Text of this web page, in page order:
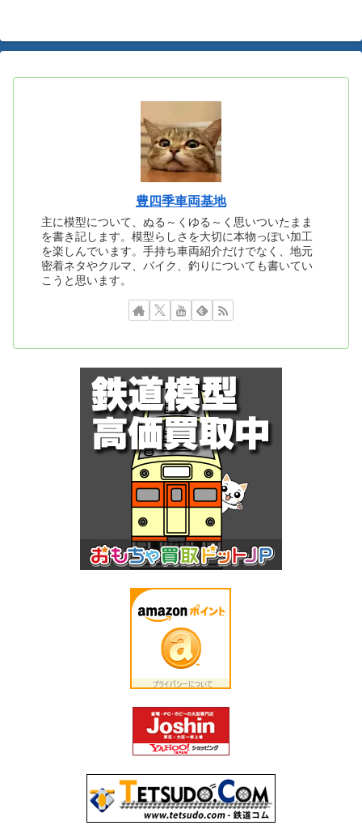
豊四季車両基地
主に模型について、ぬる～くゆる～く思いついたまま
を書き記します。模型らしさを大切に本物っぽい加工
を楽しんでいます。手持ち車両紹介だけでなく、地元
密着ネタやクルマ、バイク、釣りについても書いてい
こうと思います。